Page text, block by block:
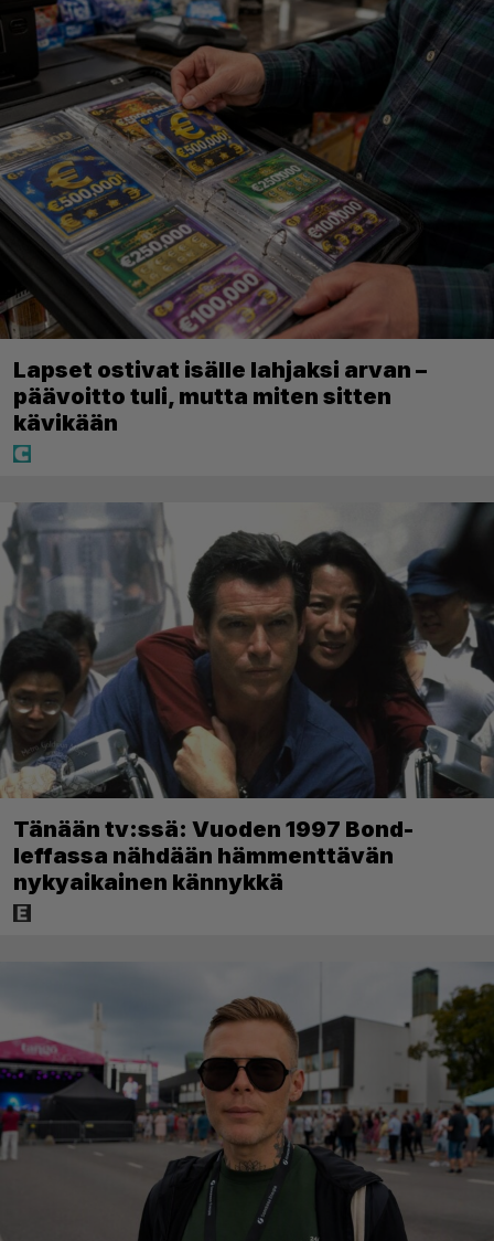
Lapset ostivat isälle lahjaksi arvan –
päävoitto tuli, mutta miten sitten
kävikään
Tänään tv:ssä: Vuoden 1997 Bond-
leffassa nähdään hämmenttävän
nykyaikainen kännykkä